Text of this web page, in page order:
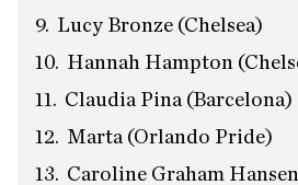
Lucy Bronze (Chelsea)
Hannah Hampton
Claudia Pina (Barcelona)
Marta (Orlando Pride)
Caroline Graham